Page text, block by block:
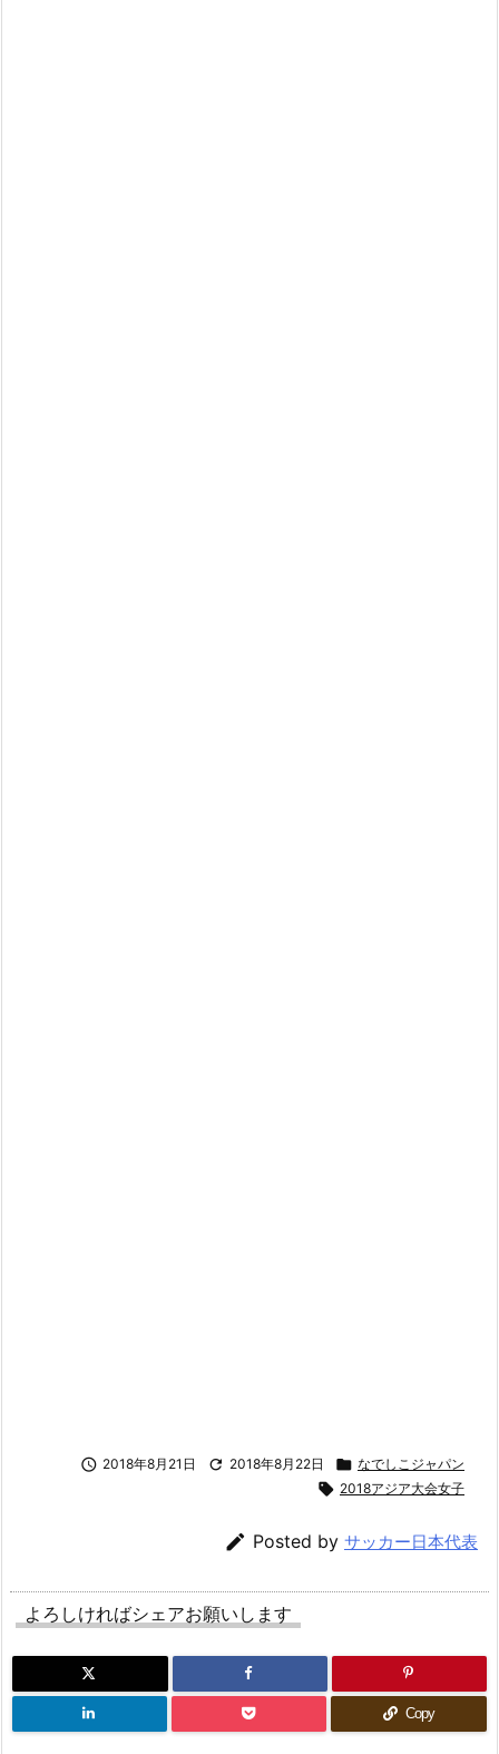
 2018年8月21日  2018年8月22日  なでしこジャパン
 2018アジア大会女子
 Posted by サッカー日本代表
よろしければシェアお願いします
Copy